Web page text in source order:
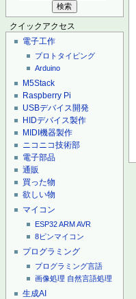
クイックアクセス
電子工作
プロトタイピング
Arduino
M5Stack
Raspberry Pi
USBデバイス開発
HIDデバイス製作
MIDI機器製作
ニコニコ技術部
電子部品
通販
買った物
欲しい物
マイコン
ESP32ARMAVR
8ピンマイコン
プログラミング
プログラミング言語
画像処理 自然言語処理
生成AI